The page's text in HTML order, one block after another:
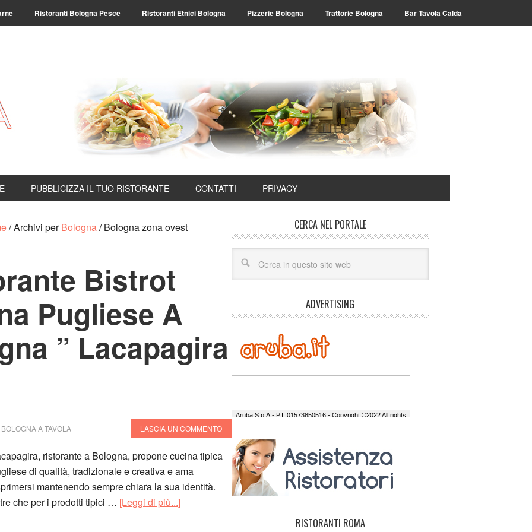
Ristoranti Bologna Pesce Ristoranti Etnici Bologna Pizzerie Bologna Trattorie Bologna Bar Tavola Calda
PUBBLICIZZA IL TUO RISTORANTE CONTATTI PRIVACY
/Archivi perBologna/Bologna zona ovest
Bistrot
Pugliese A
” Lacapagira
BOLOGNA A TAVOLA LASCIA UN COMMENTO
ristorante a Bologna, propone cucina tipica
di qualità, tradizionale e creativa e ama
mantenendo sempre chiara la sua identità.
che per i prodotti tipici … [Leggi di più...]
CERCA NEL PORTALE
ADVERTISING
RISTORANTI ROMA
Ovi:Test
mulata si mangia benissimo
Tonino:si lo conosco si mangia bene bene
davvero
Maria:se volete mangiare bene andate a